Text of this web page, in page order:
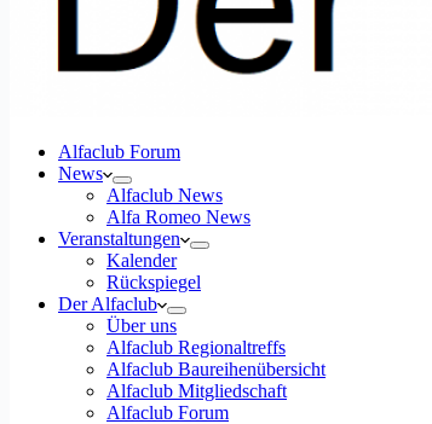
Alfaclub Forum
News
Alfaclub News
Alfa Romeo News
Veranstaltungen
Kalender
Rückspiegel
Der Alfaclub
Über uns
Alfaclub Regionaltreffs
Alfaclub Baureihenübersicht
Alfaclub Mitgliedschaft
Alfaclub Forum